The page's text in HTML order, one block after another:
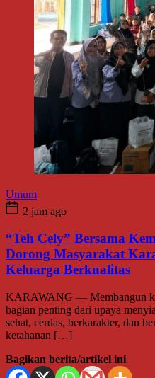
Umum
2 jam ago
“Teh Cely” Bersama
Dorong Masyarakat
Keluarga Berkualitas
KARAWANG — Membangun
bagian penting dari upaya
sehat, cerdas, berkarakter, dan
ketahanan […]
Bagikan berita/artikel ini